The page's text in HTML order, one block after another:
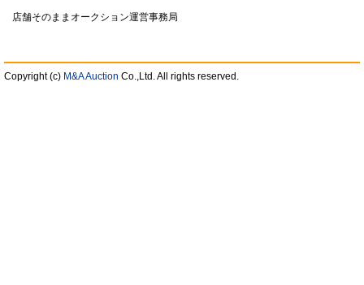
店舗そのままオークション運営事務局
Copyright (c) M&A Auction Co.,Ltd. All rights reserved.